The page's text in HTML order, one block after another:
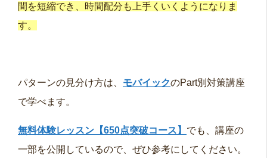
間を短縮でき、時間配分も上手くいくようになりま
す。
パターンの見分け方は、 モバイックのPart別対策講座
で学べます。
無料体験レッスン【650点突破コース】 でも、講座の
一部を公開しているので、ぜひ参考にしてください。